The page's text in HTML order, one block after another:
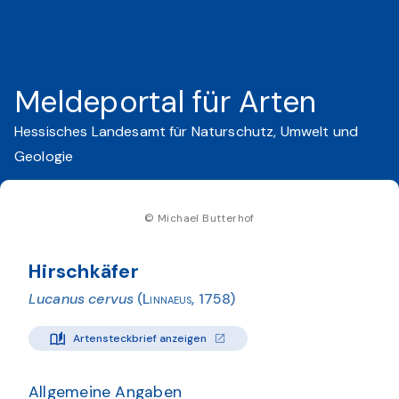
Meldeportal für Arten
Hessisches Landesamt für Naturschutz, Umwelt und
Geologie
© Michael Butterhof
Hirschkäfer
Lucanus cervus (Linnaeus, 1758)
Artensteckbrief anzeigen
Allgemeine Angaben